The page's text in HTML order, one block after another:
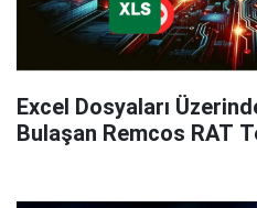
Excel Dosyaları
Bulaşan Remcos RAT